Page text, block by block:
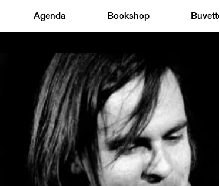
Agenda Bookshop